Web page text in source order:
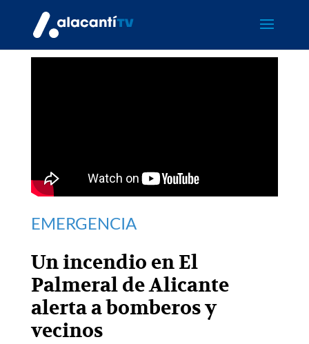
EMERGENCIA
Un incendio en El
Palmeral de Alicante
alerta a bomberos y
vecinos